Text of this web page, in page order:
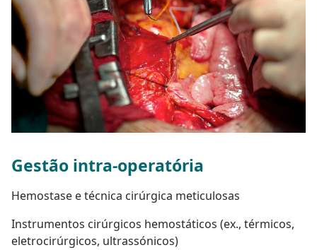
Gestão intra-operatória
Hemostase e técnica cirúrgica meticulosas
Instrumentos cirúrgicos hemostáticos (ex., térmicos,
eletrocirúrgicos, ultrassónicos)